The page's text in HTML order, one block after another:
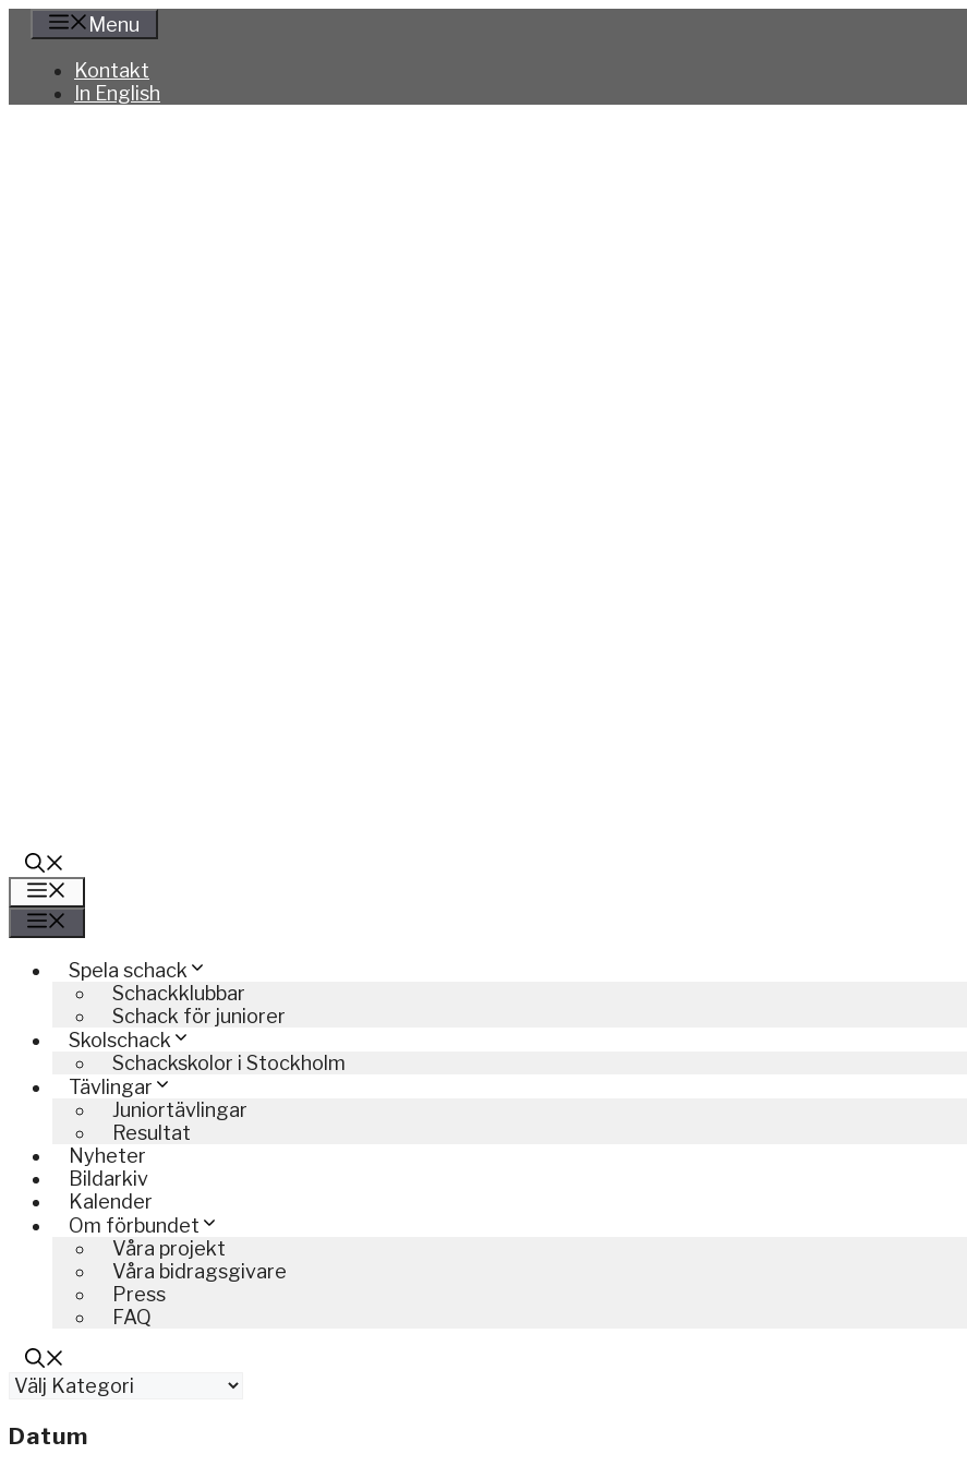
Hoppa
innehåll
Menu
Kontakt
In English
Spela schack
Schackklubbar
Schack för juniorer
Skolschack
Schackskolor i Stockholm
Tävlingar
Juniortävlingar
Resultat
Nyheter
Bildarkiv
Kalender
Om förbundet
Våra projekt
Våra bidragsgivare
Press
FAQ
Kategorier
Datum